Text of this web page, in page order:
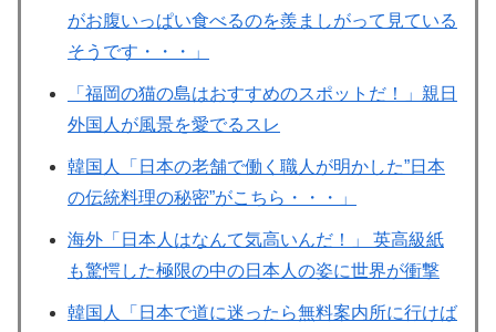
がお腹いっぱい食べるのを羨ましがって見ている
そうです・・・」
「福岡の猫の島はおすすめのスポットだ！」親日
外国人が風景を愛でるスレ
韓国人「日本の老舗で働く職人が明かした”日本
の伝統料理の秘密”がこちら・・・」
海外「日本人はなんて気高いんだ！」 英高級紙
も驚愕した極限の中の日本人の姿に世界が衝撃
韓国人「日本で道に迷ったら無料案内所に行けば